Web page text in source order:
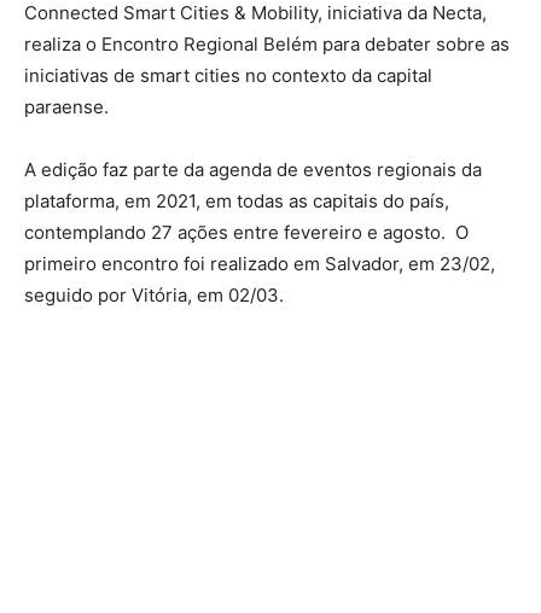
Connected Smart Cities & Mobility, iniciativa da Necta,
realiza o Encontro Regional Belém para debater sobre as
iniciativas de smart cities no contexto da capital
paraense.
A edição faz parte da agenda de eventos regionais da
plataforma, em 2021, em todas as capitais do país,
contemplando 27 ações entre fevereiro e agosto. O
primeiro encontro foi realizado em Salvador, em 23/02,
seguido por Vitória, em 02/03.